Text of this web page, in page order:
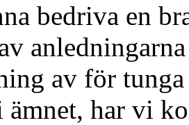
bedriva en
av för
har vi